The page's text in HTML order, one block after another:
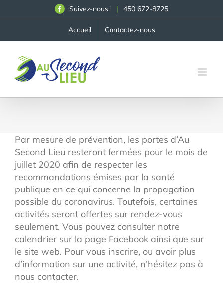
to
Suivez-nous ! | 450 672-8725
Accueil Contactez-nous
Par mesure de prévention, les portes d’Au
Second Lieu resteront fermées pour le mois de
juillet 2020 afin de respecter les
recommandations émises par la santé
publique en ce qui concerne la propagation
possible du coronavirus. Toutefois, certaines
activités seront offertes sur rendez-vous
seulement. Vous pouvez consulter notre
calendrier sur la page Facebook ainsi que sur
le site web. Pour vous inscrire, ou avoir plus
d’information sur une activité, n’hésitez pas à
nous contacter.